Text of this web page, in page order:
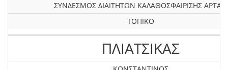
ΣΥΝΔΕΣΜΟΣ ΔΙΑΙΤΗΤΩΝ ΚΑΛΑΘΟΣΦΑΙΡΙΣΗΣ ΑΡΤΑΣ
ΤΟΠΙΚΟ
ΠΛΙΑΤΣΙΚΑΣ